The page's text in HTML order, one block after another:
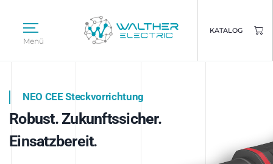
Menü
KATALOG
Intelligente Stromverteilung
NEO CEE Steckvorrichtung
Robust. Zukunftssicher.
Einsatzbereit.
Intelligenz trifft Energie.